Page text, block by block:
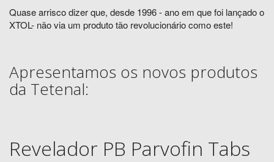
Quase arrisco dizer que, desde 1996 - ano em que foi lançado o
XTOL- não via um produto tão revolucionário como este!
Apresentamos os novos produtos
da Tetenal:
Revelador PB Parvofin Tabs